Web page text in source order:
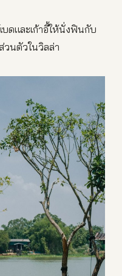
บดและเก้าอี้ให้นั่งฟินกับ
วนตัวในวิลล่า